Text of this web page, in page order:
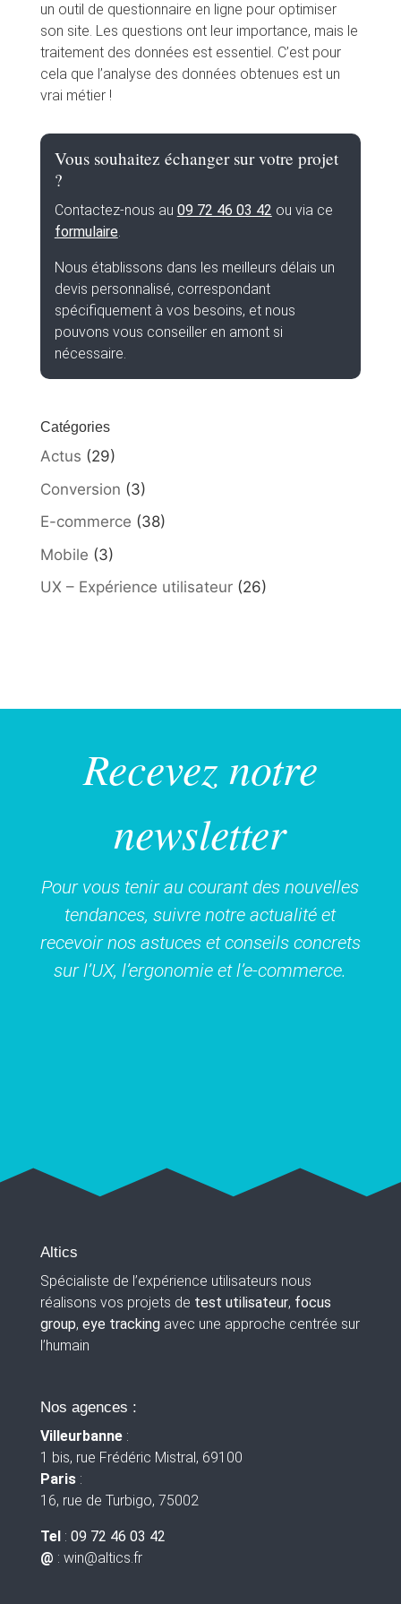
un outil de questionnaire en ligne pour optimiser
son site. Les questions ont leur importance, mais le
traitement des données est essentiel. C’est pour
cela que l’analyse des données obtenues est un
vrai métier !
Vous souhaitez échanger sur votre projet
?
Contactez-nous au 09 72 46 03 42 ou via ce
formulaire.
Nous établissons dans les meilleurs délais un
devis personnalisé, correspondant
spécifiquement à vos besoins, et nous
pouvons vous conseiller en amont si
nécessaire.
Catégories
Actus (29)
Conversion (3)
E-commerce (38)
Mobile (3)
UX – Expérience utilisateur(26)
Recevez notre
newsletter
Pour vous tenir au courant des nouvelles
tendances, suivre notre actualité et
recevoir nos astuces et conseils concrets
sur l’UX, l’ergonomie et l’e-commerce.
Altics
Spécialiste de l’expérience utilisateurs nous
réalisons vos projets de test utilisateur, focus
group, eye trackingavec une approche centrée sur
l’humain
Nos agences :
Villeurbanne :
1 bis, rue Frédéric Mistral, 69100
Paris:
16, rue de Turbigo, 75002
Tel : 09 72 46 03 42
@ : win@altics.fr